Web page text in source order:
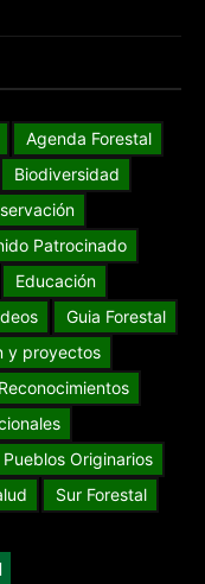
Agenda Forestal
Biodiversidad
Patrocinado
Educación
Guia Forestal
y proyectos
Pueblos Originarios
Sur Forestal